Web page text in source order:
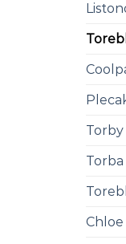
Torby